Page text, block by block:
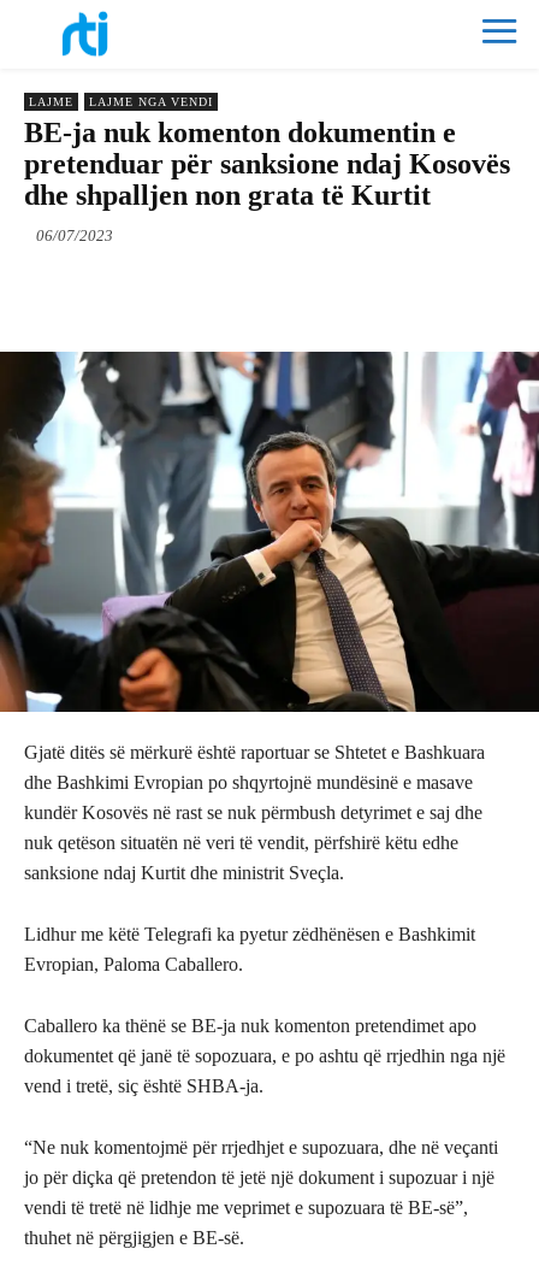
LAJME LAJME NGA VENDI
BE-ja nuk komenton dokumentin e
pretenduar për sanksione ndaj Kosovës
dhe shpalljen non grata të Kurtit
06/07/2023
Gjatë ditës së mërkurë është raportuar se Shtetet e Bashkuara
dhe Bashkimi Evropian po shqyrtojnë mundësinë e masave
kundër Kosovës në rast se nuk përmbush detyrimet e saj dhe
nuk qetëson situatën në veri të vendit, përfshirë këtu edhe
sanksione ndaj Kurtit dhe ministrit Sveçla.
Lidhur me këtë Telegrafi ka pyetur zëdhënësen e Bashkimit
Evropian, Paloma Caballero.
Caballero ka thënë se BE-ja nuk komenton pretendimet apo
dokumentet që janë të sopozuara, e po ashtu që rrjedhin nga një
vend i tretë, siç është SHBA-ja.
“Ne nuk komentojmë për rrjedhjet e supozuara, dhe në veçanti
jo për diçka që pretendon të jetë një dokument i supozuar i një
vendi të tretë në lidhje me veprimet e supozuara të BE-së”,
thuhet në përgjigjen e BE-së.